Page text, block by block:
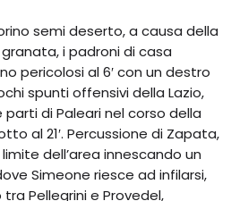
semi deserto, a causa della
i padroni di casa
pericolosi al 6′ con un destro
spunti offensivi della Lazio,
di Paleari nel corso della
al 21′. Percussione di Zapata,
dell’area innescando un
Simeone riesce ad infilarsi,
Pellegrini e Provedel,